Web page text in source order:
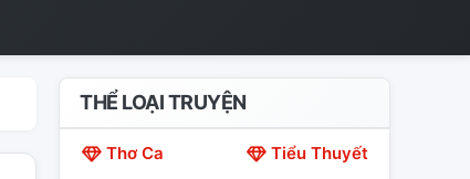
THỂ LOẠI TRUYỆN
Thơ Ca Tiểu Thuyết